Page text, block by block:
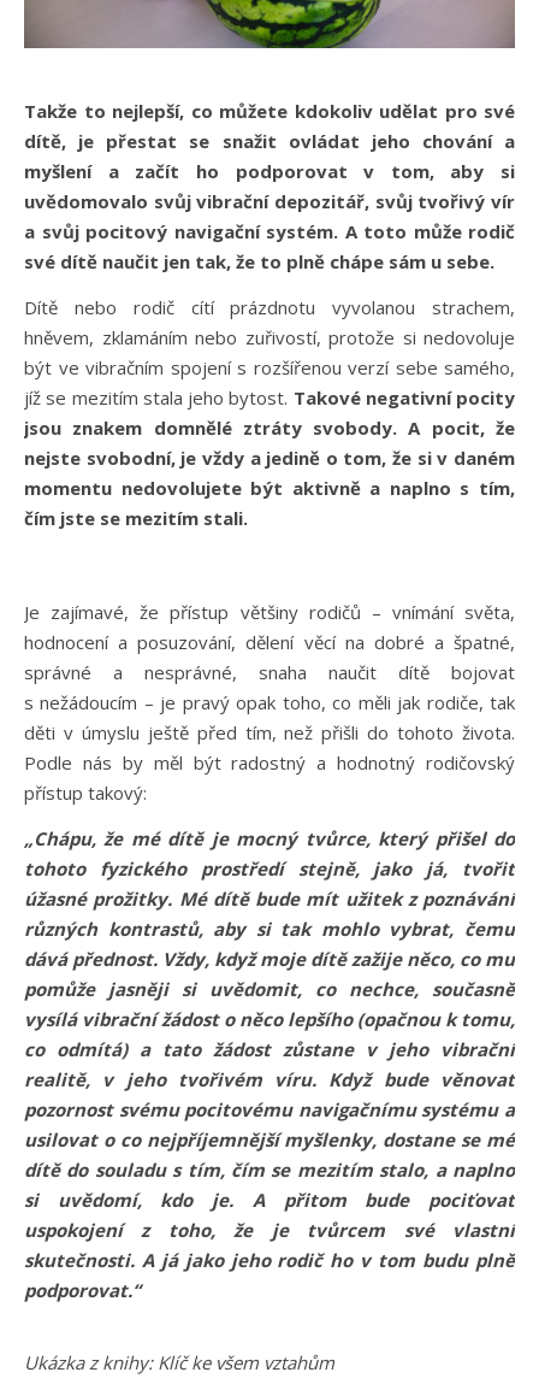
Takže to nejlepší, co můžete kdokoliv udělat pro své
dítě, je přestat se snažit ovládat jeho chování a
myšlení a začít ho podporovat v tom, aby si
uvědomovalo svůj vibrační depozitář, svůj tvořivý vír
a svůj pocitový navigační systém. A toto může rodič
své dítě naučit jen tak, že to plně chápe sám u sebe.
Dítě nebo rodič cítí prázdnotu vyvolanou strachem,
hněvem, zklamáním nebo zuřivostí, protože si nedovoluje
být ve vibračním spojení s rozšířenou verzí sebe samého,
jíž se mezitím stala jeho bytost. Takové negativní pocity
jsou znakem domnělé ztráty svobody. A pocit, že
nejste svobodní, je vždy a jedině o tom, že si v daném
momentu nedovolujete být aktivně a naplno s tím,
čím jste se mezitím stali.
Je zajímavé, že přístup většiny rodičů – vnímání světa,
hodnocení a posuzování, dělení věcí na dobré a špatné,
správné a nesprávné, snaha naučit dítě bojovat
s nežádoucím – je pravý opak toho, co měli jak rodiče, tak
děti v úmyslu ještě před tím, než přišli do tohoto života.
Podle nás by měl být radostný a hodnotný rodičovský
přístup takový:
„Chápu, že mé dítě je mocný tvůrce, který přišel do
tohoto fyzického prostředí stejně, jako já, tvořit
úžasné prožitky. Mé dítě bude mít užitek z poznávání
různých kontrastů, aby si tak mohlo vybrat, čemu
dává přednost. Vždy, když moje dítě zažije něco, co mu
pomůže jasněji si uvědomit, co nechce, současně
vysílá vibrační žádost o něco lepšího (opačnou k tomu,
co odmítá) a tato žádost zůstane v jeho vibrační
realitě, v jeho tvořivém víru. Když bude věnovat
pozornost svému pocitovému navigačnímu systému a
usilovat o co nejpříjemnější myšlenky, dostane se mé
dítě do souladu s tím, čím se mezitím stalo, a naplno
si uvědomí, kdo je. A přitom bude pociťovat
uspokojení z toho, že je tvůrcem své vlastní
skutečnosti. A já jako jeho rodič ho v tom budu plně
podporovat.“
Ukázka z knihy: Klíč ke všem vztahům